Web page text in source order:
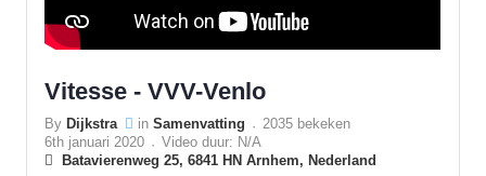
Vitesse - VVV-Venlo
By Dijkstra in Samenvatting
2035 bekeken
6th januari 2020
Video duur: N/A
Batavierenweg 25, 6841 HN Arnhem, Nederland